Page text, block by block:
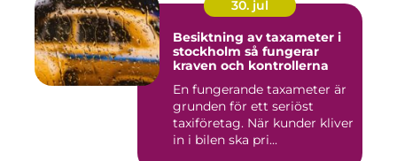
30. jul
Besiktning av taxameter i
stockholm så fungerar
kraven och kontrollerna
En fungerande taxameter är
grunden för ett seriöst
taxiföretag. När kunder kliver
in i bilen ska pri...